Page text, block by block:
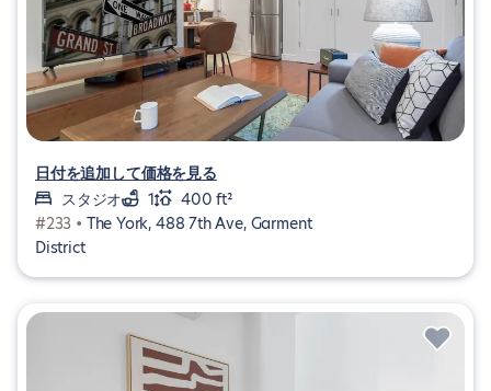
日付を追加して価格を見る
スタジオ
1
400 ft²
#233 • The York, 488 7th Ave, Garment
District